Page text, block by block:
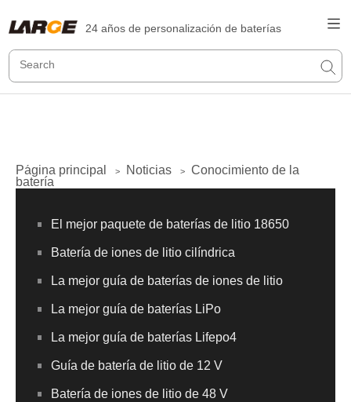
24 años de personalización de baterías
Página principal > Noticias >
Conocimiento de la
batería
El mejor paquete de baterías de litio 18650
Batería de iones de litio cilíndrica
La mejor guía de baterías de iones de litio
La mejor guía de baterías LiPo
La mejor guía de baterías Lifepo4
Guía de batería de litio de 12 V
Batería de iones de litio de 48 V